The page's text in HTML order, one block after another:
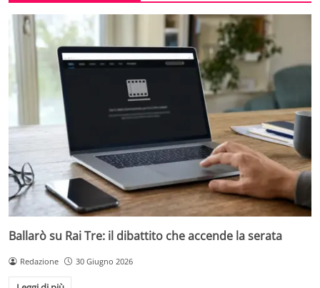
Ballarò su Rai Tre: il dibattito che accende la serata
Redazione 30 Giugno 2026